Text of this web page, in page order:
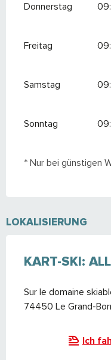
Donnerstag
Freitag
Samstag
Sonntag
* Nur bei günstigen
LOKALISIERUNG
KART-SKI:
Sur le domaine
74450 Le Grand-
Ich